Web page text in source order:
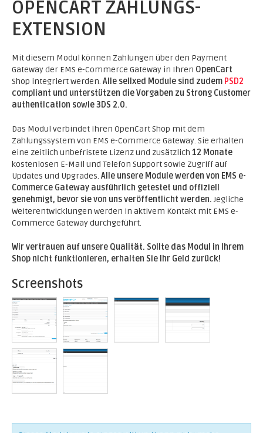
OPENCART ZAHLUNGS-
EXTENSION
Mit diesem Modul können Zahlungen über den Payment
Gateway der EMS e-Commerce Gateway in Ihren OpenCart
Shop integriert werden. Alle sellxed Module sind zudem PSD2
compliant und unterstützen die Vorgaben zu Strong Customer
authentication sowie 3DS 2.0.
Das Modul verbindet Ihren OpenCart Shop mit dem
Zahlungssystem von EMS e-Commerce Gateway. Sie erhalten
eine zeitlich unbefristete Lizenz und zusätzlich 12 Monate
kostenlosen E-Mail und Telefon Support sowie Zugriff auf
Updates und Upgrades. Alle unsere Module werden von EMS e-
Commerce Gateway ausführlich getestet und offiziell
genehmigt, bevor sie von uns veröffentlicht werden.Jegliche
Weiterentwicklungen werden in aktivem Kontakt mit EMS e-
Commerce Gateway durchgeführt.
Wir vertrauen auf unsere Qualität. Sollte das Modul in Ihrem
Shop nicht funktionieren, erhalten Sie Ihr Geld zurück!
Screenshots